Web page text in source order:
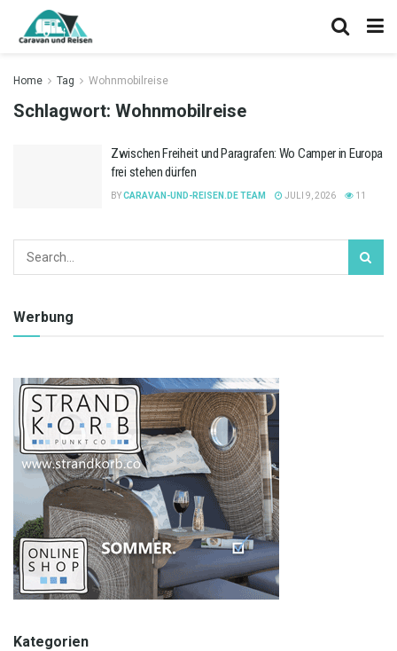
Home Tag Wohnmobilreise
Schlagwort: Wohnmobilreise
Zwischen Freiheit und Paragrafen: Wo Camper in Europa
frei stehen dürfen
BYCARAVAN-UND-REISEN.DE TEAM JULI 9, 2026 11
Werbung
Kategorien